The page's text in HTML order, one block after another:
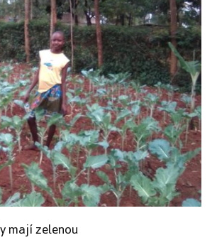
mají zelenou